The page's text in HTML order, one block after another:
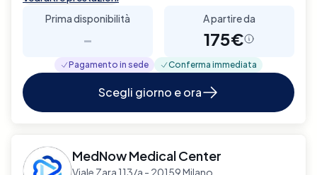
Prima disponibilità
-
A partire da
175€
Pagamento in sede Conferma immediata
Scegli giorno e ora
MedNow Medical Center
Viale Zara 113/a - 20159 Milano